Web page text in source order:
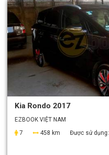
Kia Rondo 2017
EZBOOK VIỆT NAM
7
458 km Được sử dụng: